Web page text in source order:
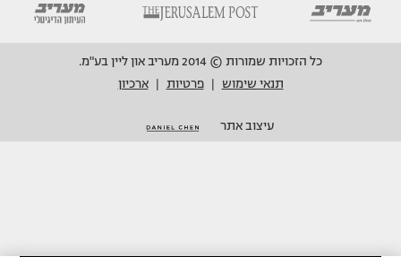
כל הזכויות שמורות © 2014 מעריב און ליין בע"מ.
תנאי שימוש
פרטיות ארכיון
עיצוב אתר